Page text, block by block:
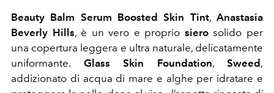
Beauty Balm Serum Boosted Skin Tint,Anastasia
Beverly Hills, è un vero e proprio sierosolido per
una copertura leggera e ultra naturale, delicatamente
uniformante. Glass Skin Foundation, Sweed ,
addizionato di acqua di mare e alghe per idratare e